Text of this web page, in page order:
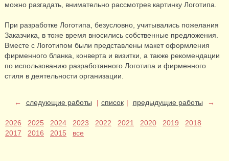
можно разгадать, внимательно рассмотрев картинку Логотипа.
При разработке Логотипа, безусловно, учитывались пожелания
Заказчика, в тоже время вносились собственные предложения.
Вместе с Логотипом были представлены макет оформления
фирменного бланка, конверта и визитки, а также рекомендации
по использованию разработанного Логотипа и фирменного
стиля в деятельности организации.
← следующие работы | список | предыдущие работы →
2026 2025 2024 2023 2022 2021 2020 2019
2018
2017
2016 2015 все